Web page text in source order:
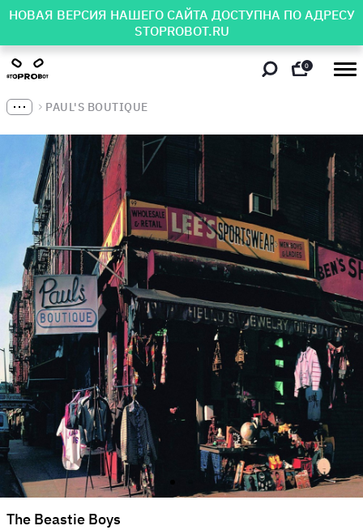
НОВАЯ ВЕРСИЯ НАШЕГО САЙТА ДОСТУПНА ПО АДРЕСУ
STOPROBOT.RU
0
PAUL'S BOUTIQUE
The Beastie Boys